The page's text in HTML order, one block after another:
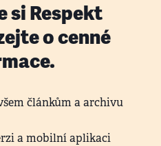
si Respekt
o cenné
článkům a archivu
a mobilní aplikaci